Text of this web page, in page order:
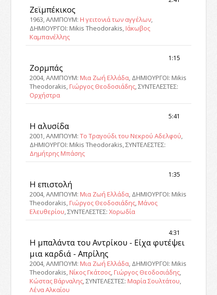
Ζεϊμπέκικος
1963, ΑΛΜΠΟΥΜ: Η γειτονιά των αγγέλων,
ΔΗΜΙΟΥΡΓΟΙ: Mikis Theodorakis, Ιάκωβος
Καμπανέλλης
1:15
Ζορμπάς
2004, ΑΛΜΠΟΥΜ: Μια Ζωή Ελλάδα, ΔΗΜΙΟΥΡΓΟΙ: Mikis
Theodorakis, Γιώργος Θεοδοσιάδης, ΣΥΝΤΕΛΕΣΤΕΣ:
Ορχήστρα
5:41
Η αλυσίδα
2001, ΑΛΜΠΟΥΜ:Το Τραγούδι του Νεκρού Αδελφού,
ΔΗΜΙΟΥΡΓΟΙ: Mikis Theodorakis, ΣΥΝΤΕΛΕΣΤΕΣ:
Δημήτρης Μπάσης
1:35
Η επιστολή
2004, ΑΛΜΠΟΥΜ: Μια Ζωή Ελλάδα, ΔΗΜΙΟΥΡΓΟΙ: Mikis
Theodorakis, Γιώργος Θεοδοσιάδης, Μάνος
Ελευθερίου, ΣΥΝΤΕΛΕΣΤΕΣ:Χορωδία
4:31
Η μπαλάντα του Αντρίκου - Είχα φυτέψει
μια καρδιά - Απρίλης
2004, ΑΛΜΠΟΥΜ: Μια Ζωή Ελλάδα, ΔΗΜΙΟΥΡΓΟΙ: Mikis
Theodorakis, Νίκος Γκάτσος, Γιώργος Θεοδοσιάδης,
Κώστας Βάρναλης, ΣΥΝΤΕΛΕΣΤΕΣ: Μαρία Σουλτάτου,
Λένα Αλκαίου